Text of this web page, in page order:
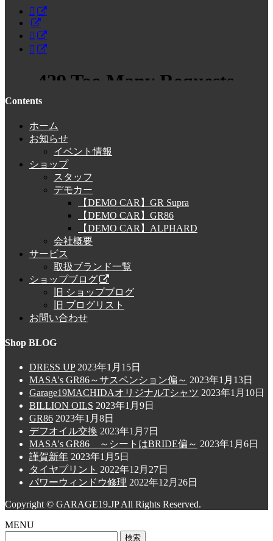
Contents
ホーム
お知らせ
イベント情報
ショップ
スタッフ
デモカー
【DEMO CAR】GR Supra
【DEMO CAR】GR86
【DEMO CAR】ALPHARD
会社概要
サービス
取扱ブランド一覧
ショップブログ
旧 ショップブログ
旧 ブログリスト
お問い合わせ
Shop BLOG
DRESS UP 2023年1月15日
MASA's GR86～サスペンション偏～ 2023年1月13日
Garage19MACHIDAオリジナルTシャツ 2023年1月10日
BILLION OILS 2023年1月9日
GR86 2023年1月8日
デフオイル交換 2023年1月7日
MASA's GR86 ～シートはBRIDE偏～ 2023年1月6日
謹賀新年 2023年1月5日
タイヤプリント 2022年12月27日
パワーウィンドウ修理 2022年12月26日
Copyright © GARAGE19.JP All Rights Reserved.
MENU